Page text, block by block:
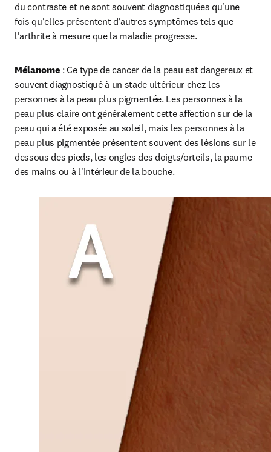
du contraste et ne sont souvent diagnostiquées qu'une
fois qu'elles présentent d'autres symptômes tels que
l'arthrite à mesure que la maladie progresse.
Mélanome : Ce type de cancer de la peau est dangereux et
souvent diagnostiqué à un stade ultérieur chez les
personnes à la peau plus pigmentée. Les personnes à la
peau plus claire ont généralement cette affection sur de la
peau qui a été exposée au soleil, mais les personnes à la
peau plus pigmentée présentent souvent des lésions sur le
dessous des pieds, les ongles des doigts/orteils, la paume
des mains ou à l'intérieur de la bouche.